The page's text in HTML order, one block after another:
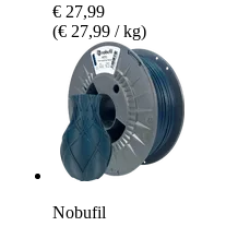
€ 27,99
(€ 27,99 / kg)
Nobufil